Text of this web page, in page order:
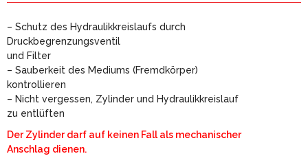
– Schutz des Hydraulikkreislaufs durch
Druckbegrenzungsventil
und Filter
– Sauberkeit des Mediums (Fremdkörper)
kontrollieren
– Nicht vergessen, Zylinder und Hydraulikkreislauf
zu entlüften
Der Zylinder darf auf keinen Fall als mechanischer
Anschlag dienen.